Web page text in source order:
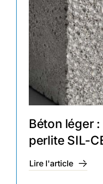
Béton léger
perlite SIL-
Lire l'article